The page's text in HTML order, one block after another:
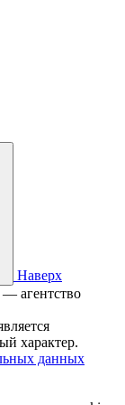
Наверх
агентство
характер.
данных